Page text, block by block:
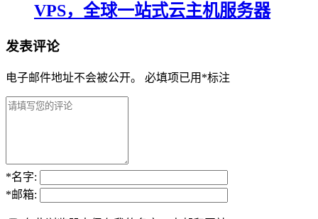
VPS，全球一站式云主机服务器
发表评论
电子邮件地址不会被公开。 必填项已用 *标注
*名字:
*邮箱: